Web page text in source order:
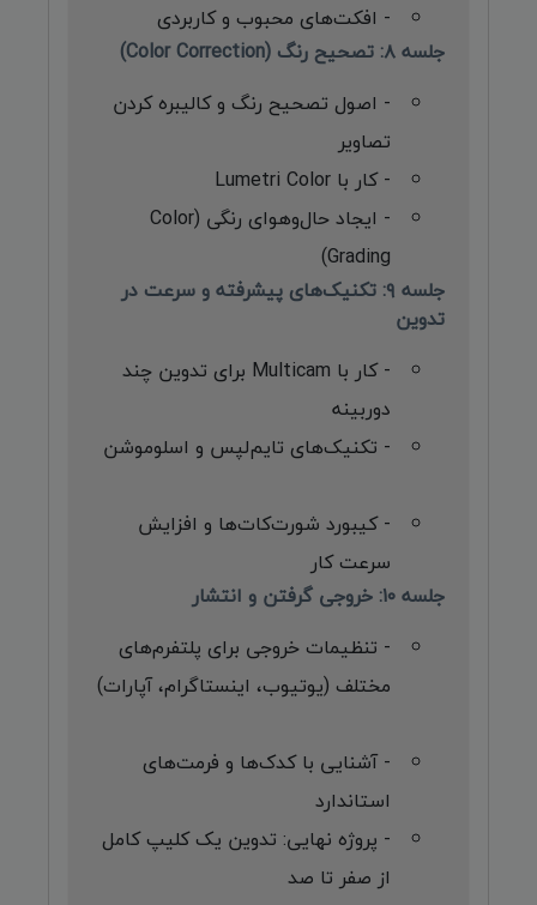
- افکت‌های محبوب و کاربردی
جلسه ۸: تصحیح رنگ (Color Correction)
- اصول تصحیح رنگ و کالیبره کردن
تصاویر
- کار با Lumetri Color
- ایجاد حال‌وهوای رنگی (Color
Grading)
جلسه ۹: تکنیک‌های پیشرفته و سرعت در
تدوین
- کار با Multicam برای تدوین چند
دوربینه
- تکنیک‌های تایم‌لپس و اسلوموشن
- کیبورد شورت‌کات‌ها و افزایش
سرعت کار
جلسه ۱۰: خروجی گرفتن و انتشار
- تنظیمات خروجی برای پلتفرم‌های
مختلف (یوتیوب، اینستاگرام، آپارات)
- آشنایی با کدک‌ها و فرمت‌های
استاندارد
- پروژه نهایی: تدوین یک کلیپ کامل
از صفر تا صد